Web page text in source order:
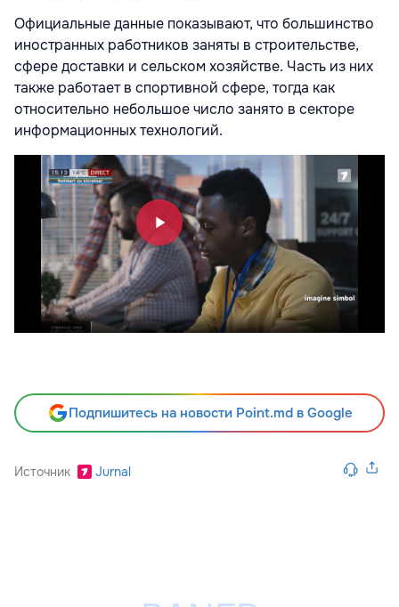
Официальные данные показывают, что большинство
иностранных работников заняты в строительстве,
сфере доставки и сельском хозяйстве. Часть из них
также работает в спортивной сфере, тогда как
относительно небольшое число занято в секторе
информационных технологий.
Подпишитесь на новости Point.md в Google
Источник Jurnal